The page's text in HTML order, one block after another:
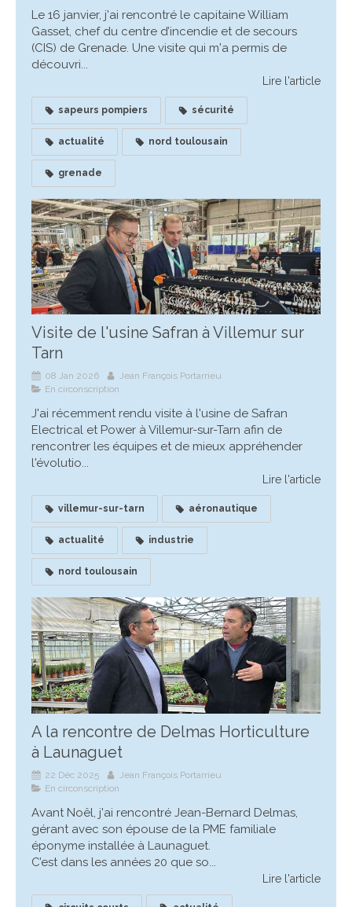
Le 16 janvier, j'ai rencontré le capitaine William
Gasset, chef du centre d’incendie et de secours
(CIS) de Grenade. Une visite qui m'a permis de
découvri...
Lire l'article
sapeurs pompiers sécurité
actualité nord toulousain
grenade
Visite de l'usine Safran à Villemur sur
Tarn
08 Jan 2026
Jean François Portarrieu
En circonscription
J'ai récemment rendu visite à l'usine de Safran
Electrical et Power à Villemur-sur-Tarn afin de
rencontrer les équipes et de mieux appréhender
l'évolutio...
Lire l'article
villemur-sur-tarn aéronautique
actualité industrie
nord toulousain
A la rencontre de Delmas Horticulture
à Launaguet
22 Déc 2025
Jean François Portarrieu
En circonscription
Avant Noêl, j'ai rencontré Jean-Bernard Delmas,
gérant avec son épouse de la PME familiale
éponyme installée à Launaguet.
C’est dans les années 20 que so...
Lire l'article